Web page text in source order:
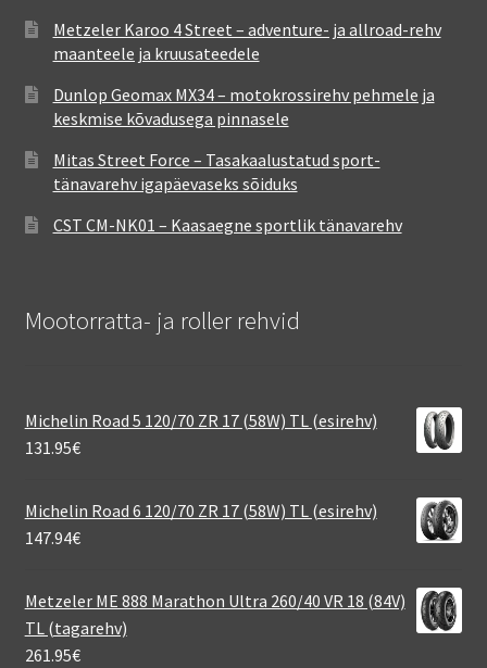
Metzeler Karoo 4 Street – adventure- ja allroad-rehv
maanteele ja kruusateedele
Dunlop Geomax MX34 – motokrossirehv pehmele ja
keskmise kõvadusega pinnasele
Mitas Street Force – Tasakaalustatud sport-
tänavarehv igapäevaseks sõiduks
CST CM-NK01 – Kaasaegne sportlik tänavarehv
Mootorratta- ja roller rehvid
Michelin Road 5 120/70 ZR 17 (58W) TL (esirehv)
131.95€
Michelin Road 6 120/70 ZR 17 (58W) TL (esirehv)
147.94€
Metzeler ME 888 Marathon Ultra 260/40 VR 18 (84V)
TL (tagarehv)
261.95€